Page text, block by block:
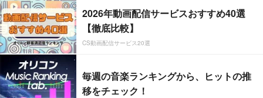
2026年動画配信サービスおすすめ40選
【徹底比較】
CS動画配信サービス20選
毎週の音楽ランキングから、ヒットの推
移をチェック！